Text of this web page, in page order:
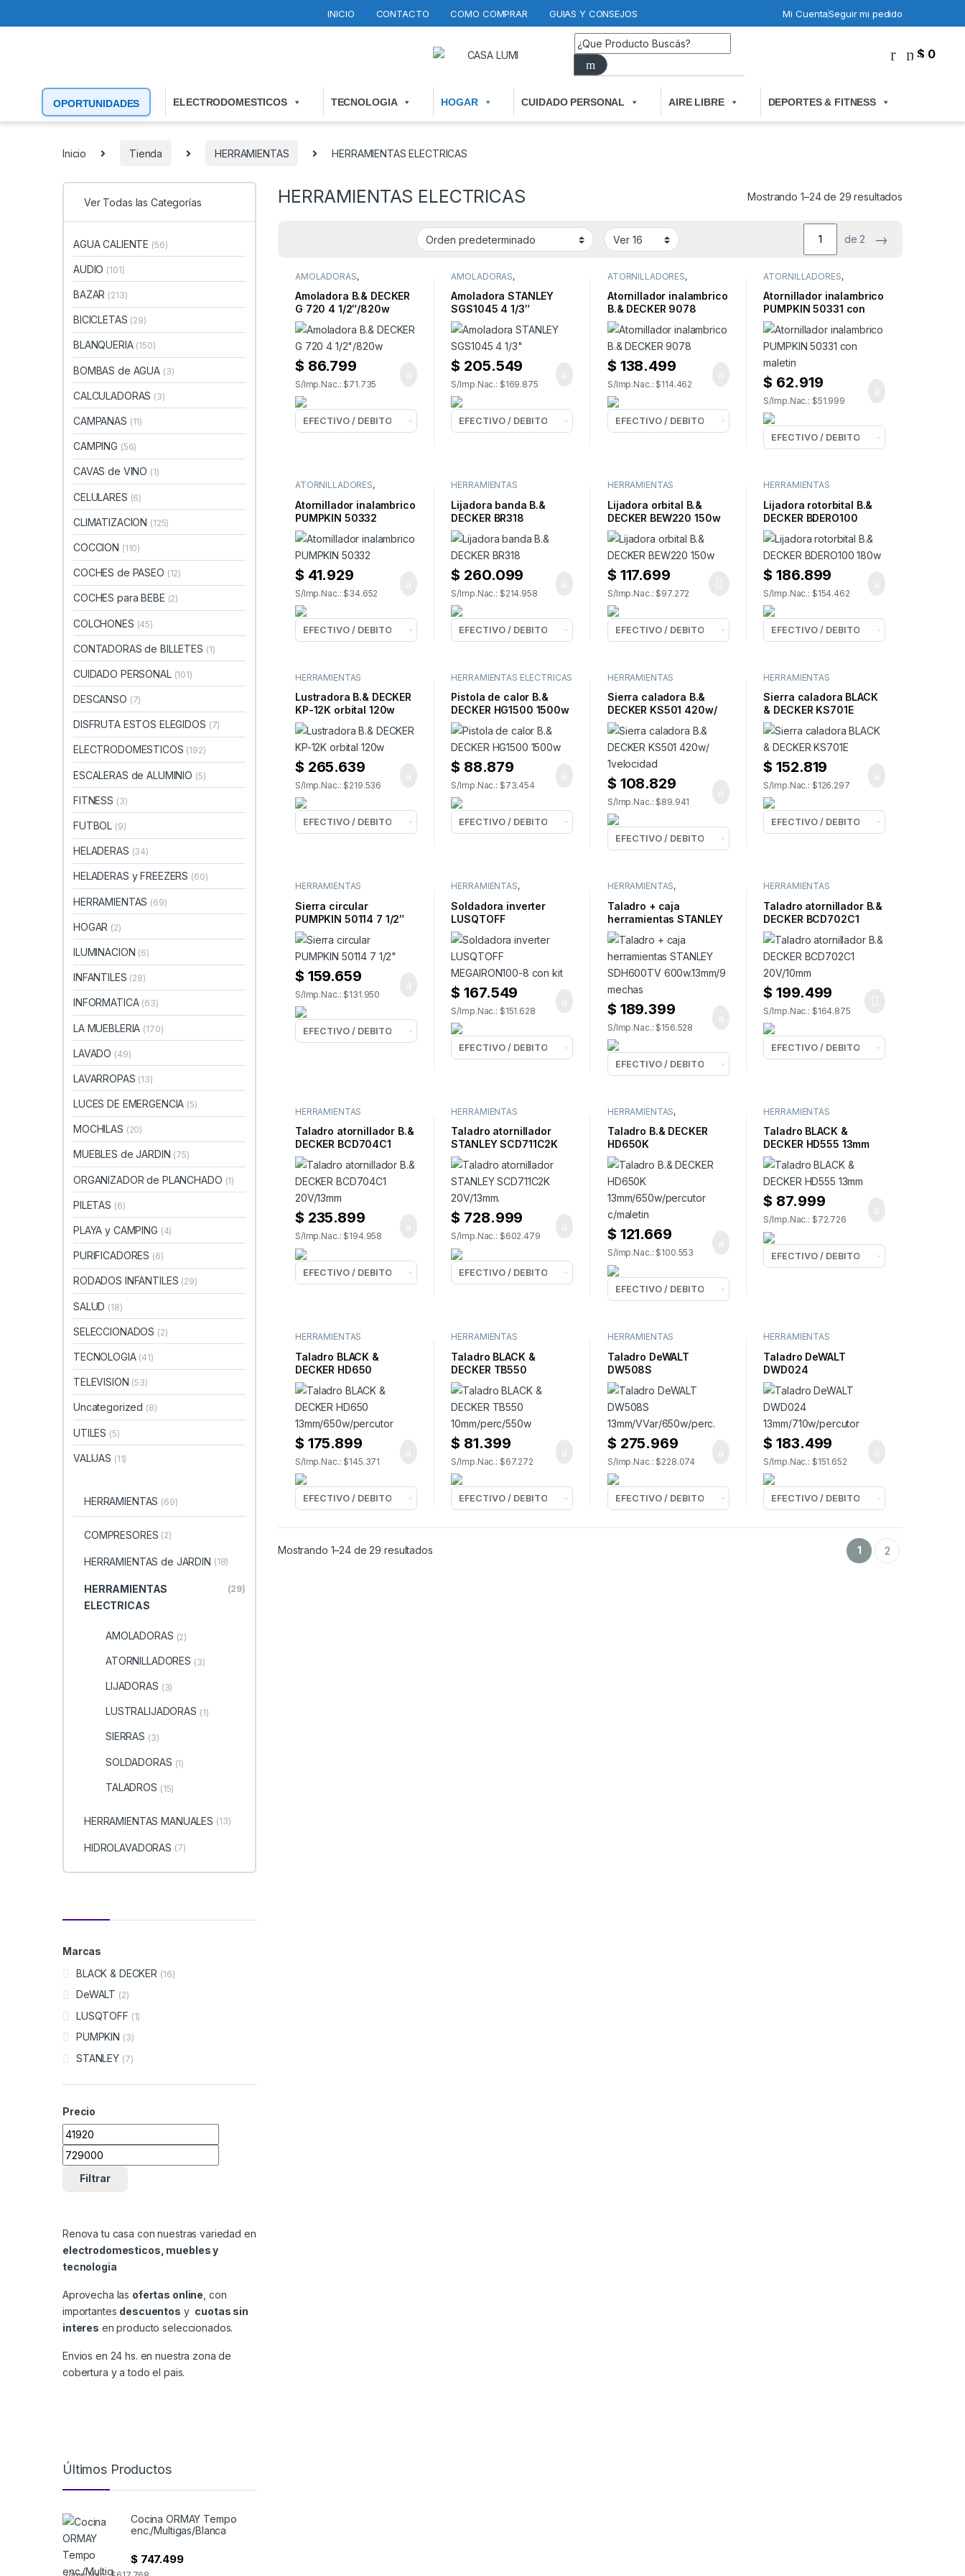
INICIO CONTACTO COMO COMPRAR GUIAS Y CONSEJOS Mi CuentaSeguir mi pedido
$ 0
OPORTUNIDADES ELECTRODOMESTICOS TECNOLOGIA HOGAR CUIDADO PERSONAL AIRE LIBRE DEPORTES & FITNESS
Inicio Tienda HERRAMIENTAS HERRAMIENTAS ELECTRICAS
HERRAMIENTAS ELECTRICAS Mostrando 1–24 de 29 resultados
de 2 →
AMOLADORAS,
HERRAMIENTAS ELECTRICAS
Amoladora B.& DECKER
G 720 4 1/2″/820w
$ 86.799
S/Imp.Nac.: $71.735
AMOLADORAS,
HERRAMIENTAS ELECTRICAS
Amoladora STANLEY
SGS1045 4 1/3″
$ 205.549
S/Imp.Nac.: $169.875
ATORNILLADORES,
HERRAMIENTAS ELECTRICAS
Atornillador inalambrico
B.& DECKER 9078
$ 138.499
S/Imp.Nac.: $114.462
ATORNILLADORES,
HERRAMIENTAS ELECTRICAS
Atornillador inalambrico
PUMPKIN 50331 con
maletin
$ 62.919
S/Imp.Nac.: $51.999
ATORNILLADORES,
Atornillador inalambrico
PUMPKIN 50332
$ 41.929
S/Imp.Nac.: $34.652
HERRAMIENTAS
Lijadora banda B.&
DECKER BR318
$ 260.099
S/Imp.Nac.: $214.958
HERRAMIENTAS
Lijadora orbital B.&
DECKER BEW220 150w
$ 117.699
S/Imp.Nac.: $97.272
HERRAMIENTAS
Lijadora rotorbital B.&
DECKER BDERO100
180w
$ 186.899
S/Imp.Nac.: $154.462
HERRAMIENTAS
LUSTRALIJADORAS
Lustradora B.& DECKER
KP-12K orbital 120w
$ 265.639
S/Imp.Nac.: $219.536
HERRAMIENTAS ELECTRICAS
Pistola de calor B.&
DECKER HG1500 1500w
$ 88.879
S/Imp.Nac.: $73.454
HERRAMIENTAS
Sierra caladora B.&
DECKER KS501 420w/
1velocidad
$ 108.829
S/Imp.Nac.: $89.941
HERRAMIENTAS
Sierra caladora BLACK
& DECKER KS701E
$ 152.819
S/Imp.Nac.: $126.297
HERRAMIENTAS
Sierra circular
PUMPKIN 50114 7 1/2″
$ 159.659
S/Imp.Nac.: $131.950
HERRAMIENTAS,
Soldadora inverter
LUSQTOFF
MEGAIRON100-8 con kit
$ 167.549
S/Imp.Nac.: $151.628
HERRAMIENTAS,
ELECTRICAS,TALADROS
Taladro + caja
herramientas STANLEY
SDH600TV
600w.13mm/9 mechas
$ 189.399
S/Imp.Nac.: $156.528
HERRAMIENTAS
Taladro atornillador B.&
DECKER BCD702C1
20V/10mm
$ 199.499
S/Imp.Nac.: $164.875
HERRAMIENTAS
Taladro atornillador B.&
DECKER BCD704C1
20V/13mm
$ 235.899
S/Imp.Nac.: $194.958
HERRAMIENTAS
Taladro atornillador
STANLEY SCD711C2K
20V/13mm.
$ 728.999
S/Imp.Nac.: $602.479
HERRAMIENTAS,
ELECTRICAS, TALADROS
Taladro B.& DECKER
HD650K
13mm/650w/percutor
c/maletin
$ 121.669
S/Imp.Nac.: $100.553
HERRAMIENTAS
Taladro BLACK &
DECKER HD555 13mm
$ 87.999
S/Imp.Nac.: $72.726
HERRAMIENTAS
Taladro BLACK &
DECKER HD650
13mm/650w/percutor
$ 175.899
S/Imp.Nac.: $145.371
HERRAMIENTAS
Taladro BLACK &
DECKER TB550
10mm/perc/550w
$ 81.399
S/Imp.Nac.: $67.272
HERRAMIENTAS
Taladro DeWALT
DW508S
13mm/VVar/650w/perc.
$ 275.969
S/Imp.Nac.: $228.074
HERRAMIENTAS
Taladro DeWALT
DWD024
13mm/710w/percutor
$ 183.499
S/Imp.Nac.: $151.652
Mostrando 1–24 de 29 resultados 1 2
Ver Todas las Categorías
AGUA CALIENTE (56)
AUDIO (101)
BAZAR (213)
BICICLETAS (29)
BLANQUERIA (150)
BOMBAS de AGUA (3)
CALCULADORAS (3)
CAMPANAS (11)
CAMPING (56)
CAVAS de VINO (1)
CELULARES (6)
CLIMATIZACION (125)
COCCION (110)
COCHES de PASEO (12)
COCHES para BEBE (2)
COLCHONES (45)
CONTADORAS de BILLETES (1)
CUIDADO PERSONAL (101)
DESCANSO (7)
DISFRUTA ESTOS ELEGIDOS (7)
ELECTRODOMESTICOS (192)
ESCALERAS de ALUMINIO (5)
FITNESS (3)
FUTBOL (9)
HELADERAS (34)
HELADERAS y FREEZERS (60)
HERRAMIENTAS (69)
HOGAR (2)
ILUMINACION (6)
INFANTILES (28)
INFORMATICA (63)
LA MUEBLERIA (170)
LAVADO (49)
LAVARROPAS (13)
LUCES DE EMERGENCIA (5)
MOCHILAS (20)
MUEBLES de JARDIN (75)
ORGANIZADOR de PLANCHADO (1)
PILETAS (6)
PLAYA y CAMPING (4)
PURIFICADORES (6)
RODADOS INFANTILES (29)
SALUD (18)
SELECCIONADOS (2)
TECNOLOGIA (41)
TELEVISION (53)
Uncategorized (8)
UTILES (5)
VALIJAS (11)
HERRAMIENTAS (69)
COMPRESORES (2)
HERRAMIENTAS de JARDIN (18)
HERRAMIENTAS
ELECTRICAS
(29)
AMOLADORAS (2)
ATORNILLADORES (3)
LIJADORAS (3)
LUSTRALIJADORAS (1)
SIERRAS (3)
SOLDADORAS (1)
TALADROS (15)
HERRAMIENTAS MANUALES (13)
HIDROLAVADORAS (7)
Marcas
BLACK & DECKER (16)
DeWALT (2)
LUSQTOFF (1)
PUMPKIN (3)
STANLEY (7)
Precio
Precio mínimo
Precio máximo
Filtrar
Renova tu casa con nuestras variedad en
electrodomesticos, muebles y
tecnologia
Aprovecha las ofertas online , con
importantes descuentos y cuotas sin
interes en producto seleccionados.
Envios en 24 hs. en nuestra zona de
cobertura y a todo el pais.
Últimos Productos
Cocina ORMAY Tempo
enc./Multigas/Blanca
$747.499